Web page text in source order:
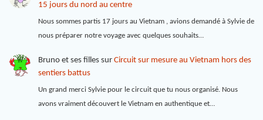
15 jours du nord au centre
Nous sommes partis 17 jours au Vietnam , avions demandé à Sylvie de
nous préparer notre voyage avec quelques souhaits…
Bruno et ses fillessur Circuit sur mesure au Vietnam hors des
sentiers battus
Un grand merci Sylvie pour le circuit que tu nous organisé. Nous
avons vraiment découvert le Vietnam en authentique et…